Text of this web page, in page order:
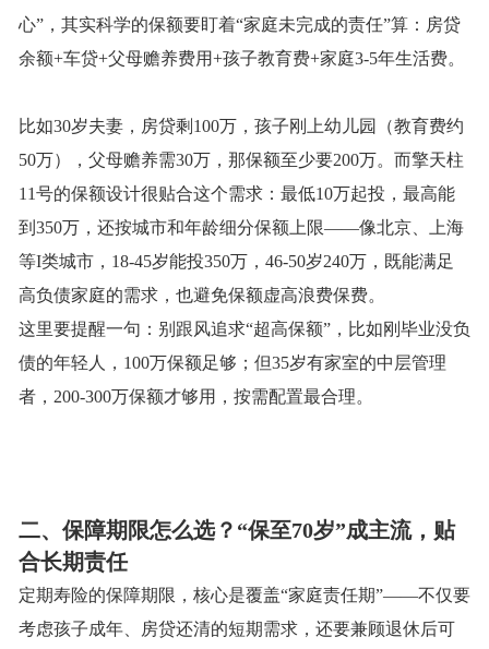
心”，其实科学的保额要盯着“家庭未完成的责任”算：房贷
余额+车贷+父母赡养费用+孩子教育费+家庭3-5年生活费。
比如30岁夫妻，房贷剩100万，孩子刚上幼儿园（教育费约
50万），父母赡养需30万，那保额至少要200万。而擎天柱
11号的保额设计很贴合这个需求：最低10万起投，最高能
到350万，还按城市和年龄细分保额上限——像北京、上海
等I类城市，18-45岁能投350万，46-50岁240万，既能满足
高负债家庭的需求，也避免保额虚高浪费保费。
这里要提醒一句：别跟风追求“超高保额”，比如刚毕业没负
债的年轻人，100万保额足够；但35岁有家室的中层管理
者，200-300万保额才够用，按需配置最合理。
二、保障期限怎么选？ “保至70岁”成主流，贴
合长期责任
定期寿险的保障期限，核心是覆盖“家庭责任期”——不仅要
考虑孩子成年、房贷还清的短期需求，还要兼顾退休后可